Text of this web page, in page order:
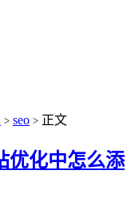
> seo > 正文
化中怎么添